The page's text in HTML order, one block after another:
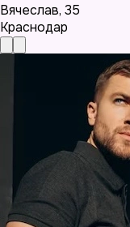
Вячеслав, 35
Краснодар